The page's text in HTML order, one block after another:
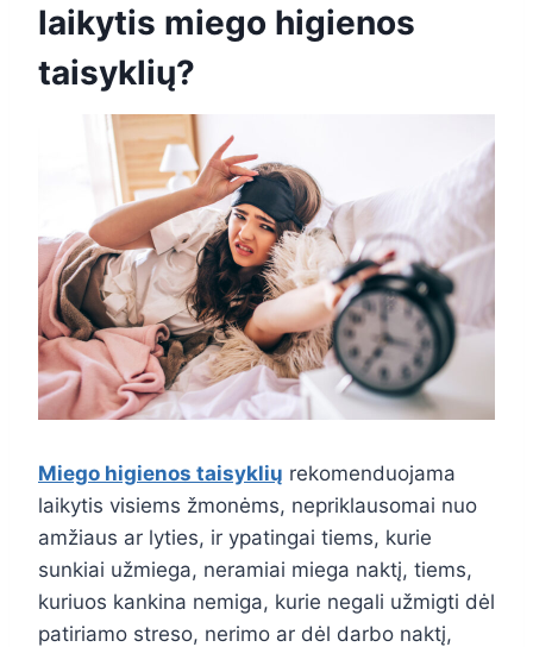
laikytis miego higienos
taisyklių?
Miego higienos taisyklių rekomenduojama
laikytis visiems žmonėms, nepriklausomai nuo
amžiaus ar lyties, ir ypatingai tiems, kurie
sunkiai užmiega, neramiai miega naktį, tiems,
kuriuos kankina nemiga, kurie negali užmigti dėl
patiriamo streso, nerimo ar dėl darbo naktį,